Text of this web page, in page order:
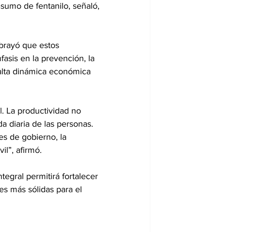
de fentanilo, señaló,
que estos
en la prevención, la
dinámica económica
La productividad no
diaria de las personas.
de gobierno, la
afirmó.
permitirá fortalecer
más sólidas para el